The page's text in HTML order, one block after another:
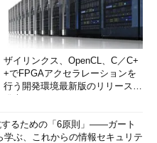
ザイリンクス、OpenCL、C／C+
+でFPGAアクセラレーションを
行う開発環境最新版のリリースを
するための「6原則」――ガート
学ぶ、これからの情報セキュリテ